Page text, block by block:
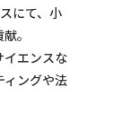
にて、小
。
イエンスな
ィングや法